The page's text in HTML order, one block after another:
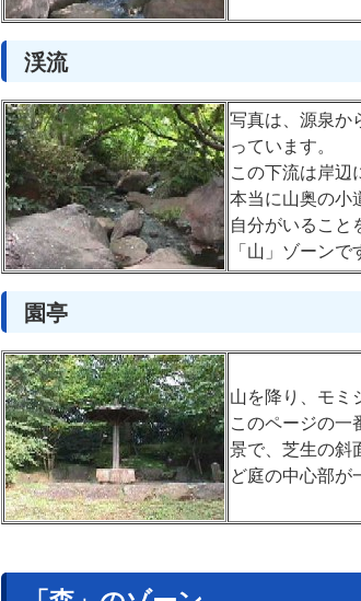
渓流
写真は、源泉か
っています。
この下流は岸辺
本当に山奥の小
自分がいること
「山」ゾーン
園亭
山を降り、モミ
このページの一
景で、芝生の斜
ど庭の中心部が